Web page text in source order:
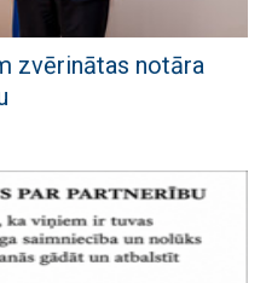
zvērinātas notāra